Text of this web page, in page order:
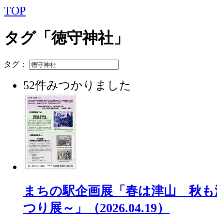
TOP
タグ「徳守神社」
タグ：
52件みつかりました
まちの駅企画展「春は津山 秋も
つり展～」（2026.04.19）